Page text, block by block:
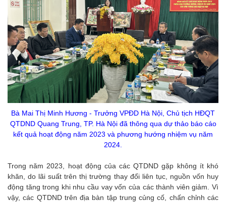
Bà Mai Thị Minh Hương - Trưởng VPĐD Hà Nội, Chủ tịch HĐQT
QTDND Quang Trung, TP. Hà Nội đã thông qua dự thảo báo cáo
kết quả hoạt động năm 2023 và phương hướng nhiệm vụ năm
2024.
Trong năm 2023, hoạt động của các QTDND gặp không ít khó
khăn, do lãi suất trên thị trường thay đổi liên tục, nguồn vốn huy
động tăng trong khi nhu cầu vay vốn của các thành viên giảm. Vì
vậy, các QTDND trên địa bàn tập trung củng cố, chấn chỉnh các